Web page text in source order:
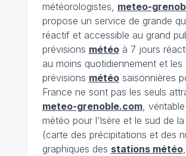
météorologistes, meteo-
propose un service de grande
réactif et accessible au grand
prévisions météoà 7 jours
au moins quotidiennement et les
prévisions météosaisonnières
France ne sont pas les seuls
meteo-grenoble.com,
météo pour l’Isère et le sud de
(carte des précipitations et des
graphiques des stations météo,